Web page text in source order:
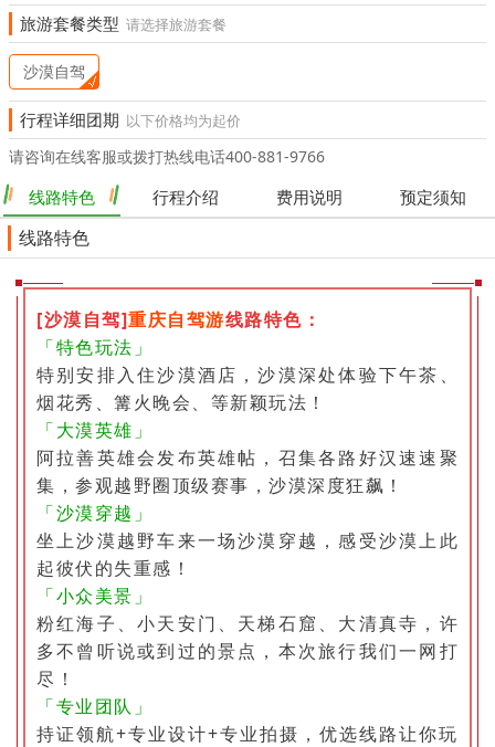
旅游套餐类型 请选择旅游套餐
沙漠自驾
行程详细团期 以下价格均为起价
请咨询在线客服或拨打热线电话400-881-9766
线路特色 行程介绍 费用说明 预定须知
线路特色
[沙漠自驾]重庆自驾游线路特色：
「特色玩法」
特别安排入住沙漠酒店，沙漠深处体验下午茶、
烟花秀、篝火晚会、等新颖玩法！
「大漠英雄」
阿拉善英雄会发布英雄帖，召集各路好汉速速聚
集，参观越野圈顶级赛事，沙漠深度狂飙！
「沙漠穿越」
坐上沙漠越野车来一场沙漠穿越，感受沙漠上此
起彼伏的失重感！
「小众美景」
粉红海子、小天安门、天梯石窟、大清真寺，许
多不曾听说或到过的景点，本次旅行我们一网打
尽！
「专业团队」
持证领航+专业设计+专业拍摄，优选线路让你玩